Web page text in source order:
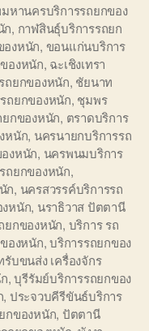
มหานครบริการรถยกของ
ก, กาฬสินธุ์บริการรถยก
องหนัก, ขอนแก่นบริการ
องหนัก, ฉะเชิงเทรา
ถยกของหนัก, ชัยนาท
ถยกของหนัก, ชุมพร
ยกของหนัก, ตราดบริการ
หนัก, นครนายกบริการรถ
งหนัก, นครพนมบริการ
ถยกของหนัก,
ก, นครสวรรค์บริการรถ
หนัก, นราธิวาส ปัตตานี
ยกของหนัก, บริการ รถ
องหนัก,บริการรถยกของ
บขนส่ง เครื่องจักร
,บุรีรัมย์บริการรถยกของ
, ประจวบคีรีขันธ์บริการ
กของหนัก, ปัตตานี